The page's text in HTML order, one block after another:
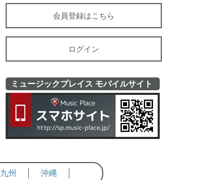
会員登録はこちら
ログイン
ミュージックプレイス モバイルサイト
九州 沖縄